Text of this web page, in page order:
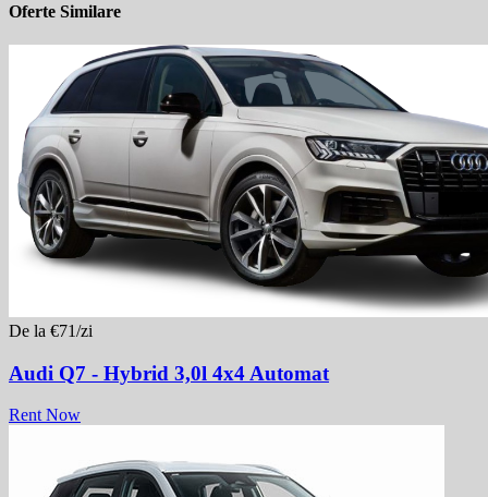
Oferte Similare
De la €71/zi
Audi Q7 - Hybrid 3,0l 4x4 Automat
Rent Now